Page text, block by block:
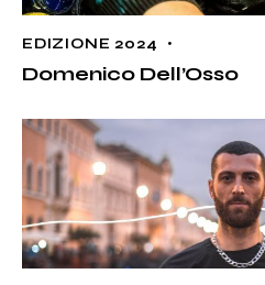
EDIZIONE 2024
Domenico Dell’Osso